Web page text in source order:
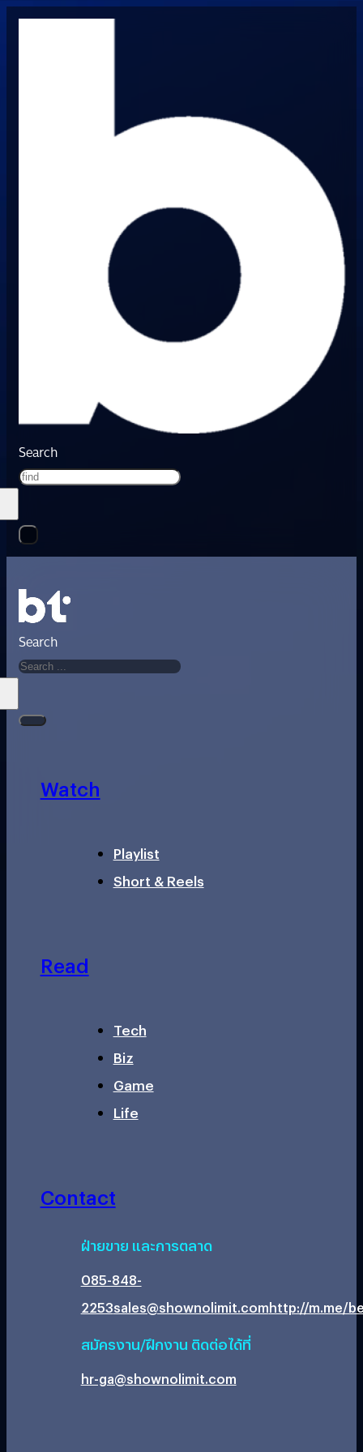
Search
Search
Watch
Playlist
Short & Reels
Read
Tech
Biz
Game
Life
Contact
ฝ่ายขาย และการตลาด
085-848-
2253sales@shownolimit.comhttp://m.me/
สมัครงาน/ฝึกงาน ติดต่อได้ที่
hr-ga@shownolimit.com